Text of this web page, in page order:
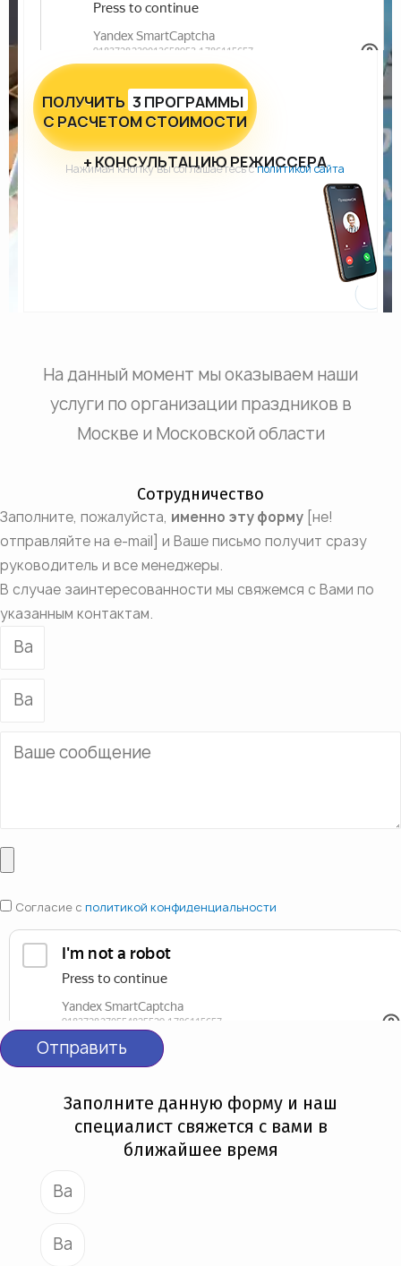
ПОЛУЧИТЬ 3 ПРОГРАММЫ
С РАСЧЕТОМ СТОИМОСТИ
+ КОНСУЛЬТАЦИЮ РЕЖИССЕРА
Нажимая кнопку вы соглашаетесь сполитикой сайта
На данный момент мы оказываем наши
услуги по организации праздников в
Москве и Московской области
Сотрудничество
Заполните, пожалуйста, именно эту форму [не!
отправляйте на e-mail] и Ваше письмо получит сразу
руководитель и все менеджеры.
В случае заинтересованности мы свяжемся с Вами по
указанным контактам.
Согласие с политикой конфиденциальности
Отправить
Заполните данную форму и наш
специалист свяжется с вами в
ближайшее время